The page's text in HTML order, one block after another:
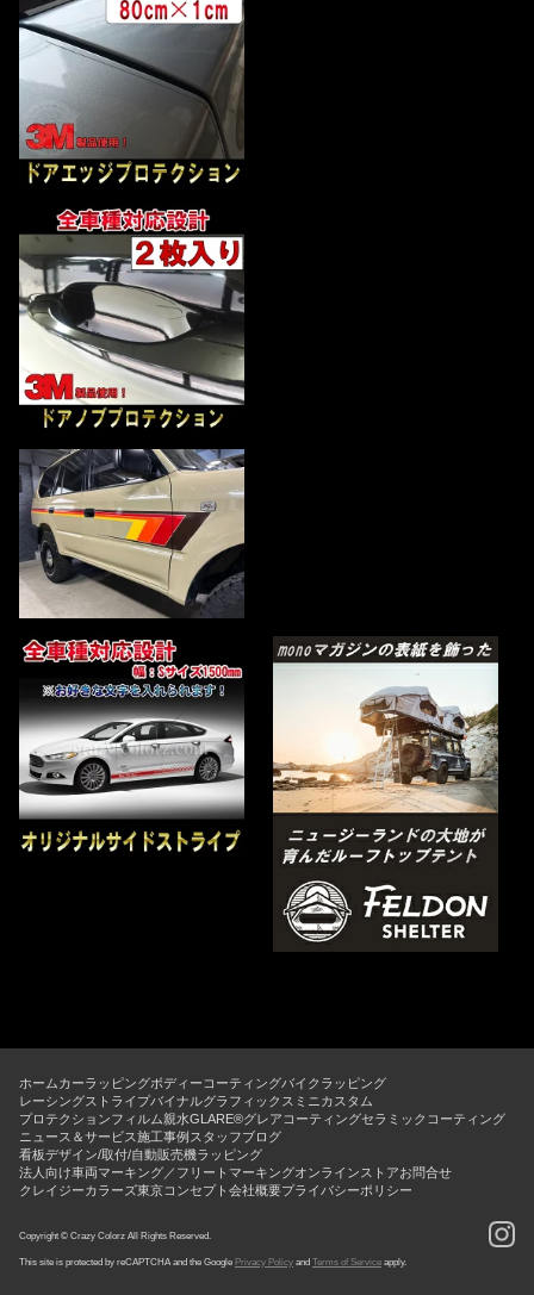
ホームカーラッピングボディーコーティングバイクラッピング
レーシングストライプバイナルグラフィックス ミニカスタム
プロテクションフィルム親水GLARE®グレアコーティングセラミックコーティング
ニュース＆サービス施工事例 スタッフブログ
看板デザイン/取付/自動販売機ラッピング
法人向け車両マーキング／フリートマーキングオンラインストアお問合せ
クレイジーカラーズ東京コンセプト 会社概要プライバシーポリシー
Copyright © Crazy Colorz All Rights Reserved.
This site is protected by reCAPTCHA and the Google Privacy Policy and Terms of Service apply.